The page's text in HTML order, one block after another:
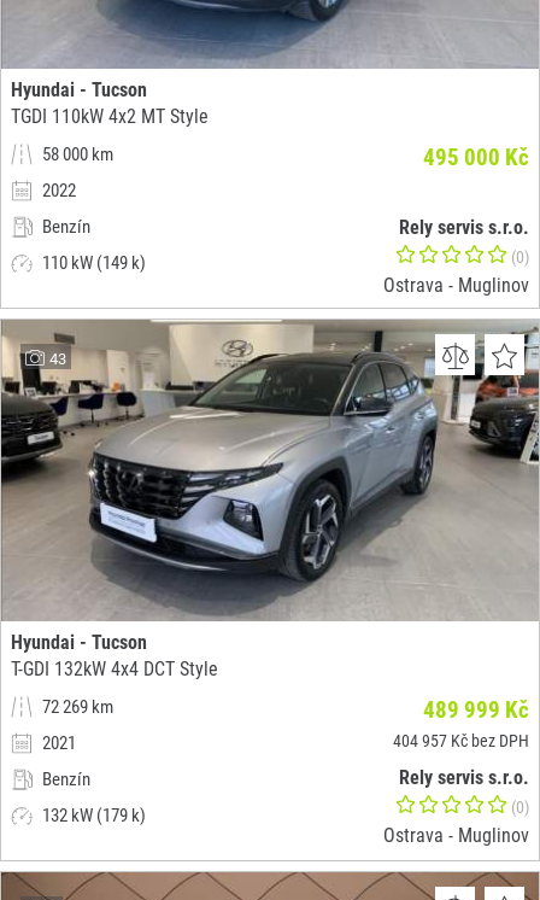
Hyundai - Tucson
TGDI 110kW 4x2 MT Style
58 000 km
2022
Benzín
110 kW (149 k)
495 000 Kč
Rely servis s.r.o.
(0)
Ostrava - Muglinov
43
Hyundai - Tucson
T-GDI 132kW 4x4 DCT Style
72 269 km
2021
Benzín
132 kW (179 k)
489 999 Kč
404 957 Kč bez DPH
Rely servis s.r.o.
(0)
Ostrava - Muglinov